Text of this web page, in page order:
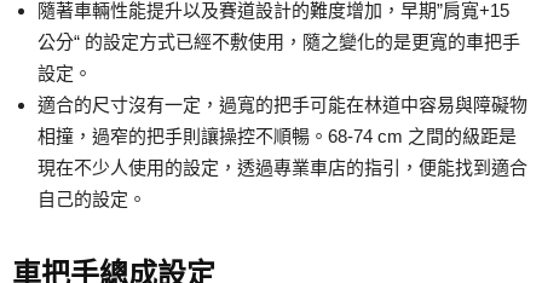
隨著車輛性能提升以及賽道設計的難度增加，早期”肩寬+15
公分“ 的設定方式已經不敷使用，隨之變化的是更寬的車把手
設定。
適合的尺寸沒有一定，過寬的把手可能在林道中容易與障礙物
相撞，過窄的把手則讓操控不順暢。68-74 cm 之間的級距是
現在不少人使用的設定，透過專業車店的指引，便能找到適合
自己的設定。
車把手總成設定